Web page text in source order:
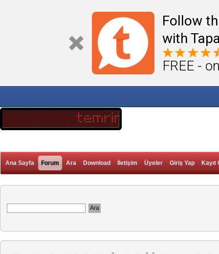
Follow
with
FREE -
Ana Sayfa Forum Ara Download İletişim Üyeler Giriş Yap Kayıt